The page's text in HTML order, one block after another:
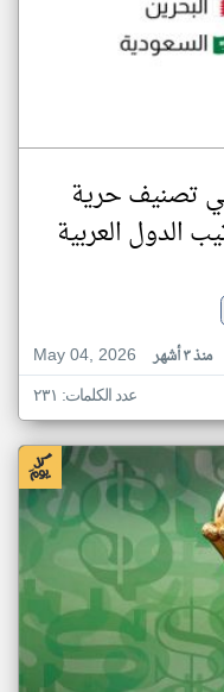
تصنيف حرية
الدول العربية
May 04, 2026
منذ ٣ أشهر
عدد الكلمات: ٢٣١